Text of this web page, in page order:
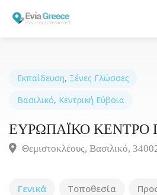
Τοποθεσία
Εκπαίδευση, Ξένες Γλώσσες
Βασιλικό, Κεντρική Εύβοια
ΕΥΡΩΠΑΪΚΟ ΚΕΝΤΡΟ
Θεμιστοκλέους, Βασιλικό,
Γενικά Τοποθεσία